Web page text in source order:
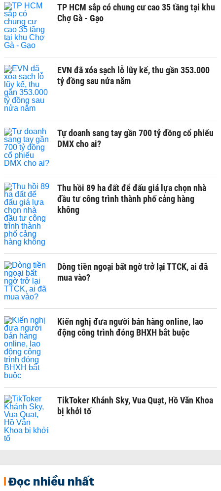
TP HCM sắp có chung cư cao 35 tầng tại khu
Chợ Gà - Gạo
EVN đã xóa sạch lỗ lũy kế, thu gần 353.000
tỷ đồng sau nửa năm
Tự doanh sang tay gần 700 tỷ đồng cổ phiếu
DMX cho ai?
Thu hồi 89 ha đất để đấu giá lựa chọn nhà
đầu tư công trình thành phố cảng hàng
không
Dòng tiền ngoại bất ngờ trở lại TTCK, ai đã
mua vào?
Kiến nghị đưa người bán hàng online, lao
động công trình đóng BHXH bắt buộc
TikToker Khánh Sky, Vua Quạt, Hồ Văn Khoa
bị khởi tố
Đọc nhiều nhất